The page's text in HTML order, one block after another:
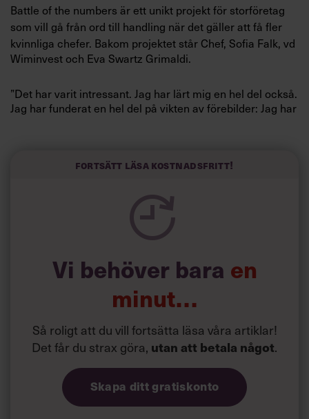
Battle of the numbers är ett unikt projekt för storföretag
som vill gå från ord till handling när det gäller att få fler
kvinnliga chefer. Bakom projektet står Chef, Sofia Falk, vd
Wiminvest och Eva Swartz Grimaldi.
”Det har varit intressant. Jag har lärt mig en hel del också.
Jag har funderat en hel del på vikten av förebilder: Jag har
säger Martin Lindqvist, vd SSAB i filmen.
Fortsätt läsa kostnadsfritt!
Vi behöver bara en
minut…
Så roligt att du vill fortsätta läsa våra artiklar!
Det får du strax göra, utan att betala något.
Skapa ditt gratiskonto